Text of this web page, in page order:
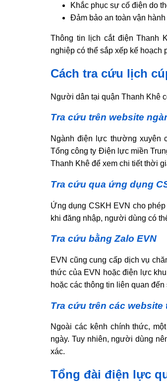
Khắc phục sự cố điện do
Đảm bảo an toàn vận
Thông tin lịch cắt điện Thanh
nghiệp có thể sắp xếp kế hoạch
Cách tra cứu lịch
Người dân tại quận Thanh Khê
Tra cứu trên website
Ngành điện lực thường xuyên
Tổng công ty Điện lực miền
Thanh Khê để xem chi tiết thời
Tra cứu qua ứng dụng
Ứng dụng CSKH EVN cho
khi đăng nhập, người dùng có
Tra cứu bằng Zalo EVN
EVN cũng cung cấp dịch vụ
thức của EVN hoặc điện lực
hoặc các thông tin liên quan
Tra cứu trên các
Ngoài các kênh chính thức,
ngày. Tuy nhiên, người dùng
xác.
Tổng đài điện lực